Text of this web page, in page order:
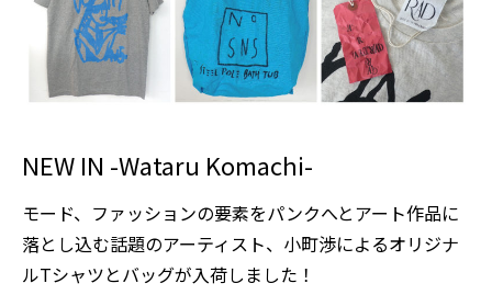
NEW IN -Wataru Komachi-
モード、ファッションの要素をパンクへとアート作品に
落とし込む話題のアーティスト、小町渉によるオリジナ
ルTシャツとバッグが入荷しました！